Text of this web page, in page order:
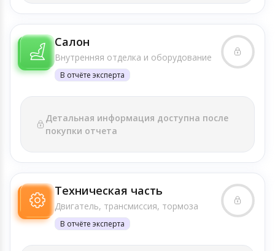
Салон
Внутренняя отделка и оборудование
В отчёте эксперта
Детальная информация доступна после
покупки отчета
Техническая часть
Двигатель, трансмиссия, тормоза
В отчёте эксперта